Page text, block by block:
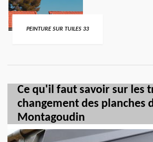
PEINTURE SUR TUILES 33
Ce qu'il faut savoir sur les
changement des planches
Montagoudin